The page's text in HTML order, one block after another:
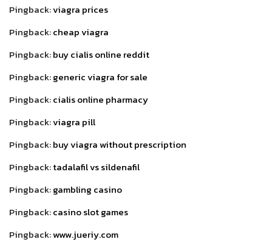
Pingback:viagra prices
Pingback:cheap viagra
Pingback:buy cialis online reddit
Pingback:generic viagra for sale
Pingback:cialis online pharmacy
Pingback:viagra pill
Pingback:buy viagra without prescription
Pingback:tadalafil vs sildenafil
Pingback:gambling casino
Pingback:casino slot games
Pingback:www.jueriy.com